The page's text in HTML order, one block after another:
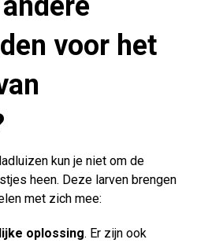
voor het
kun je niet om de
heen. Deze larven brengen
met zich mee:
oplossing. Er zijn ook